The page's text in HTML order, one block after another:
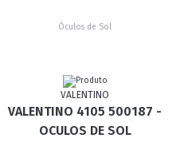
Óculos de Sol
VALENTINO
VALENTINO 4105 500187 -
OCULOS DE SOL